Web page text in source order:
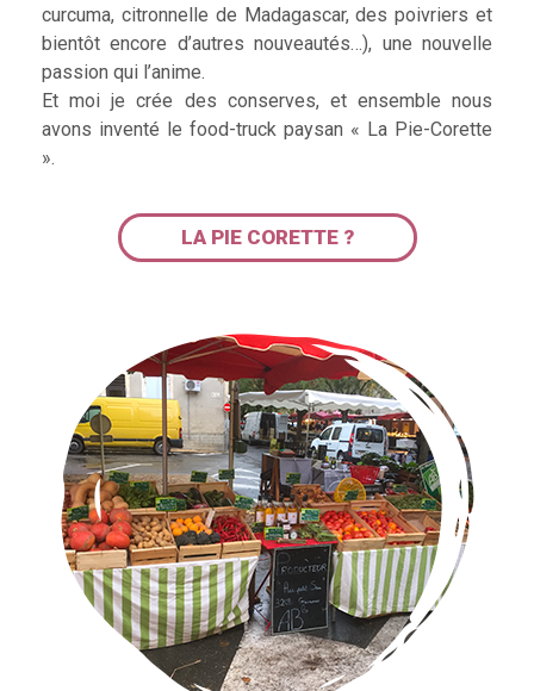
curcuma, citronnelle de Madagascar, des poivriers et
bientôt encore d’autres nouveautés…), une nouvelle
passion qui l’anime.
Et moi je crée des conserves, et ensemble nous
avons inventé le food-truck paysan « La Pie-Corette
».
LA PIE CORETTE ?